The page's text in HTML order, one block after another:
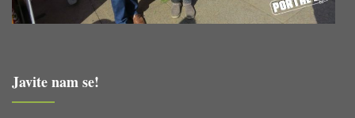
Javite nam se!